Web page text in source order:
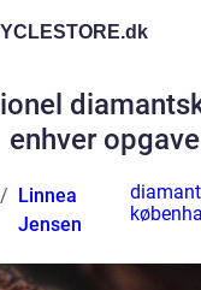
dk
enhver opgave
Linnea
Jensen